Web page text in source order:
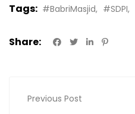
Tags: #BabriMasjid #SDPI
Share:
Previous Post